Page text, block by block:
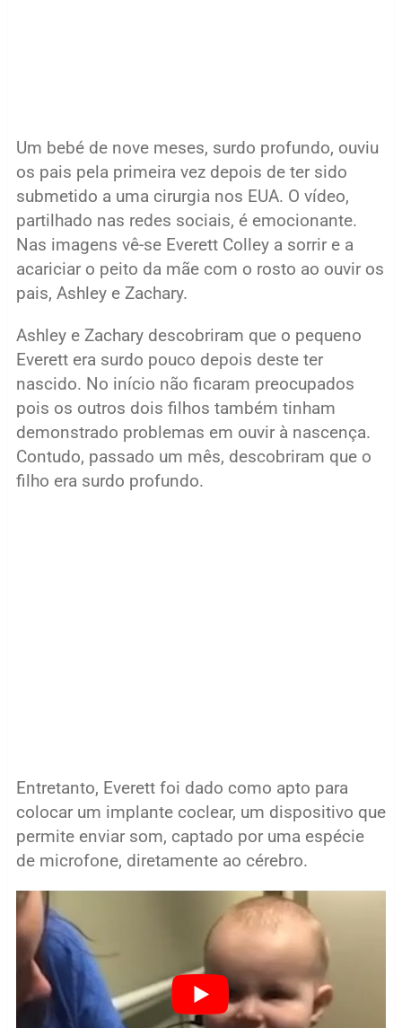
Um bebé de nove meses, surdo profundo, ouviu
os pais pela primeira vez depois de ter sido
submetido a uma cirurgia nos EUA. O vídeo,
partilhado nas redes sociais, é emocionante.
Nas imagens vê-se Everett Colley a sorrir e a
acariciar o peito da mãe com o rosto ao ouvir os
pais, Ashley e Zachary.
Ashley e Zachary descobriram que o pequeno
Everett era surdo pouco depois deste ter
nascido. No início não ficaram preocupados
pois os outros dois filhos também tinham
demonstrado problemas em ouvir à nascença.
Contudo, passado um mês, descobriram que o
filho era surdo profundo.
Entretanto, Everett foi dado como apto para
colocar um implante coclear, um dispositivo que
permite enviar som, captado por uma espécie
de microfone, diretamente ao cérebro.